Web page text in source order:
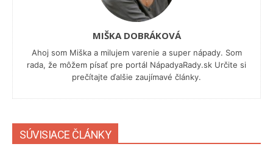
MIŠKA DOBRÁKOVÁ
Ahoj som Miška a milujem varenie a super nápady. Som
rada, že môžem písať pre portál NápadyaRady.sk Určite si
prečítajte ďalšie zaujímavé články.
SÚVISIACE ČLÁNKY